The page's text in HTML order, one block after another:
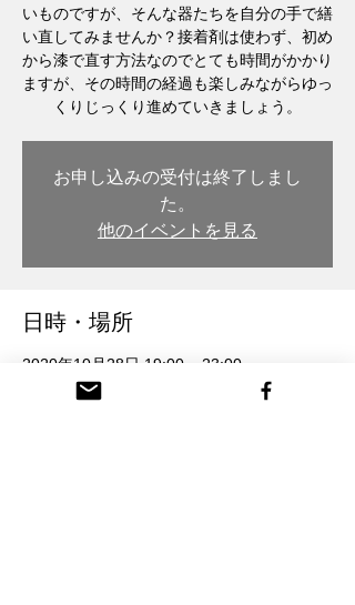
いものですが、そんな器たちを自分の手で繕
い直してみませんか？接着剤は使わず、初め
から漆で直す方法なのでとても時間がかかり
ますが、その時間の経過も楽しみながらゆっ
くりじっくり進めていきましょう。
お申し込みの受付は終了しまし
た。
他のイベントを見る
日時・場所
2020年10月28日 19:00 – 23:00
木彫・漆 トモル工房, 日本、〒932-0217 富
山県南砺市本町３丁目 26番地